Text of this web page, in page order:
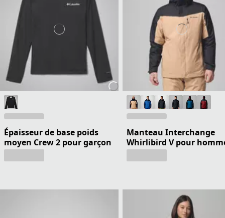
Épaisseur de base poids
moyen Crew 2 pour garçon
Manteau Interchange
Whirlibird V pour